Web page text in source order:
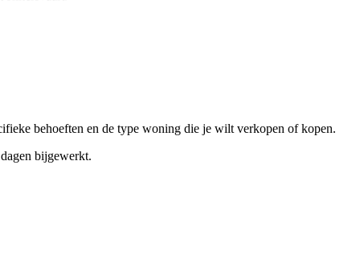
behoeften en de type woning die je wilt verkopen of kopen.
bijgewerkt.